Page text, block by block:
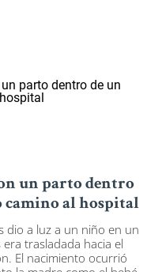
un parto dentro
al hospital
dio a luz a un niño en un
trasladada hacia el
El nacimiento ocurrió